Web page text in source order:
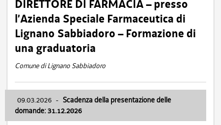
DIRETTORE DI FARMACIA – presso
l’Azienda Speciale Farmaceutica di
Lignano Sabbiadoro – Formazione di
una graduatoria
Comune di Lignano Sabbiadoro
09.03.2026 - Scadenza della presentazione delle
domande: 31.12.2026